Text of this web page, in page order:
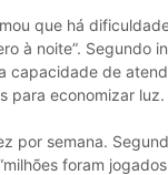
que há
à noite”. Segundo
capacidade de
para economizar luz.
por semana.
foram